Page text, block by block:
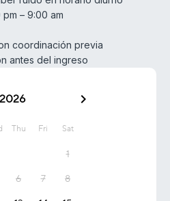
– 9:00 am
coordinación previa
antes del ingreso